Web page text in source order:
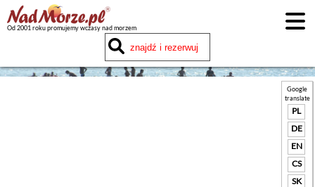
Od 2001 roku promujemy wczasy nad morzem
Google
translate
PL
DE
EN
CS
SK